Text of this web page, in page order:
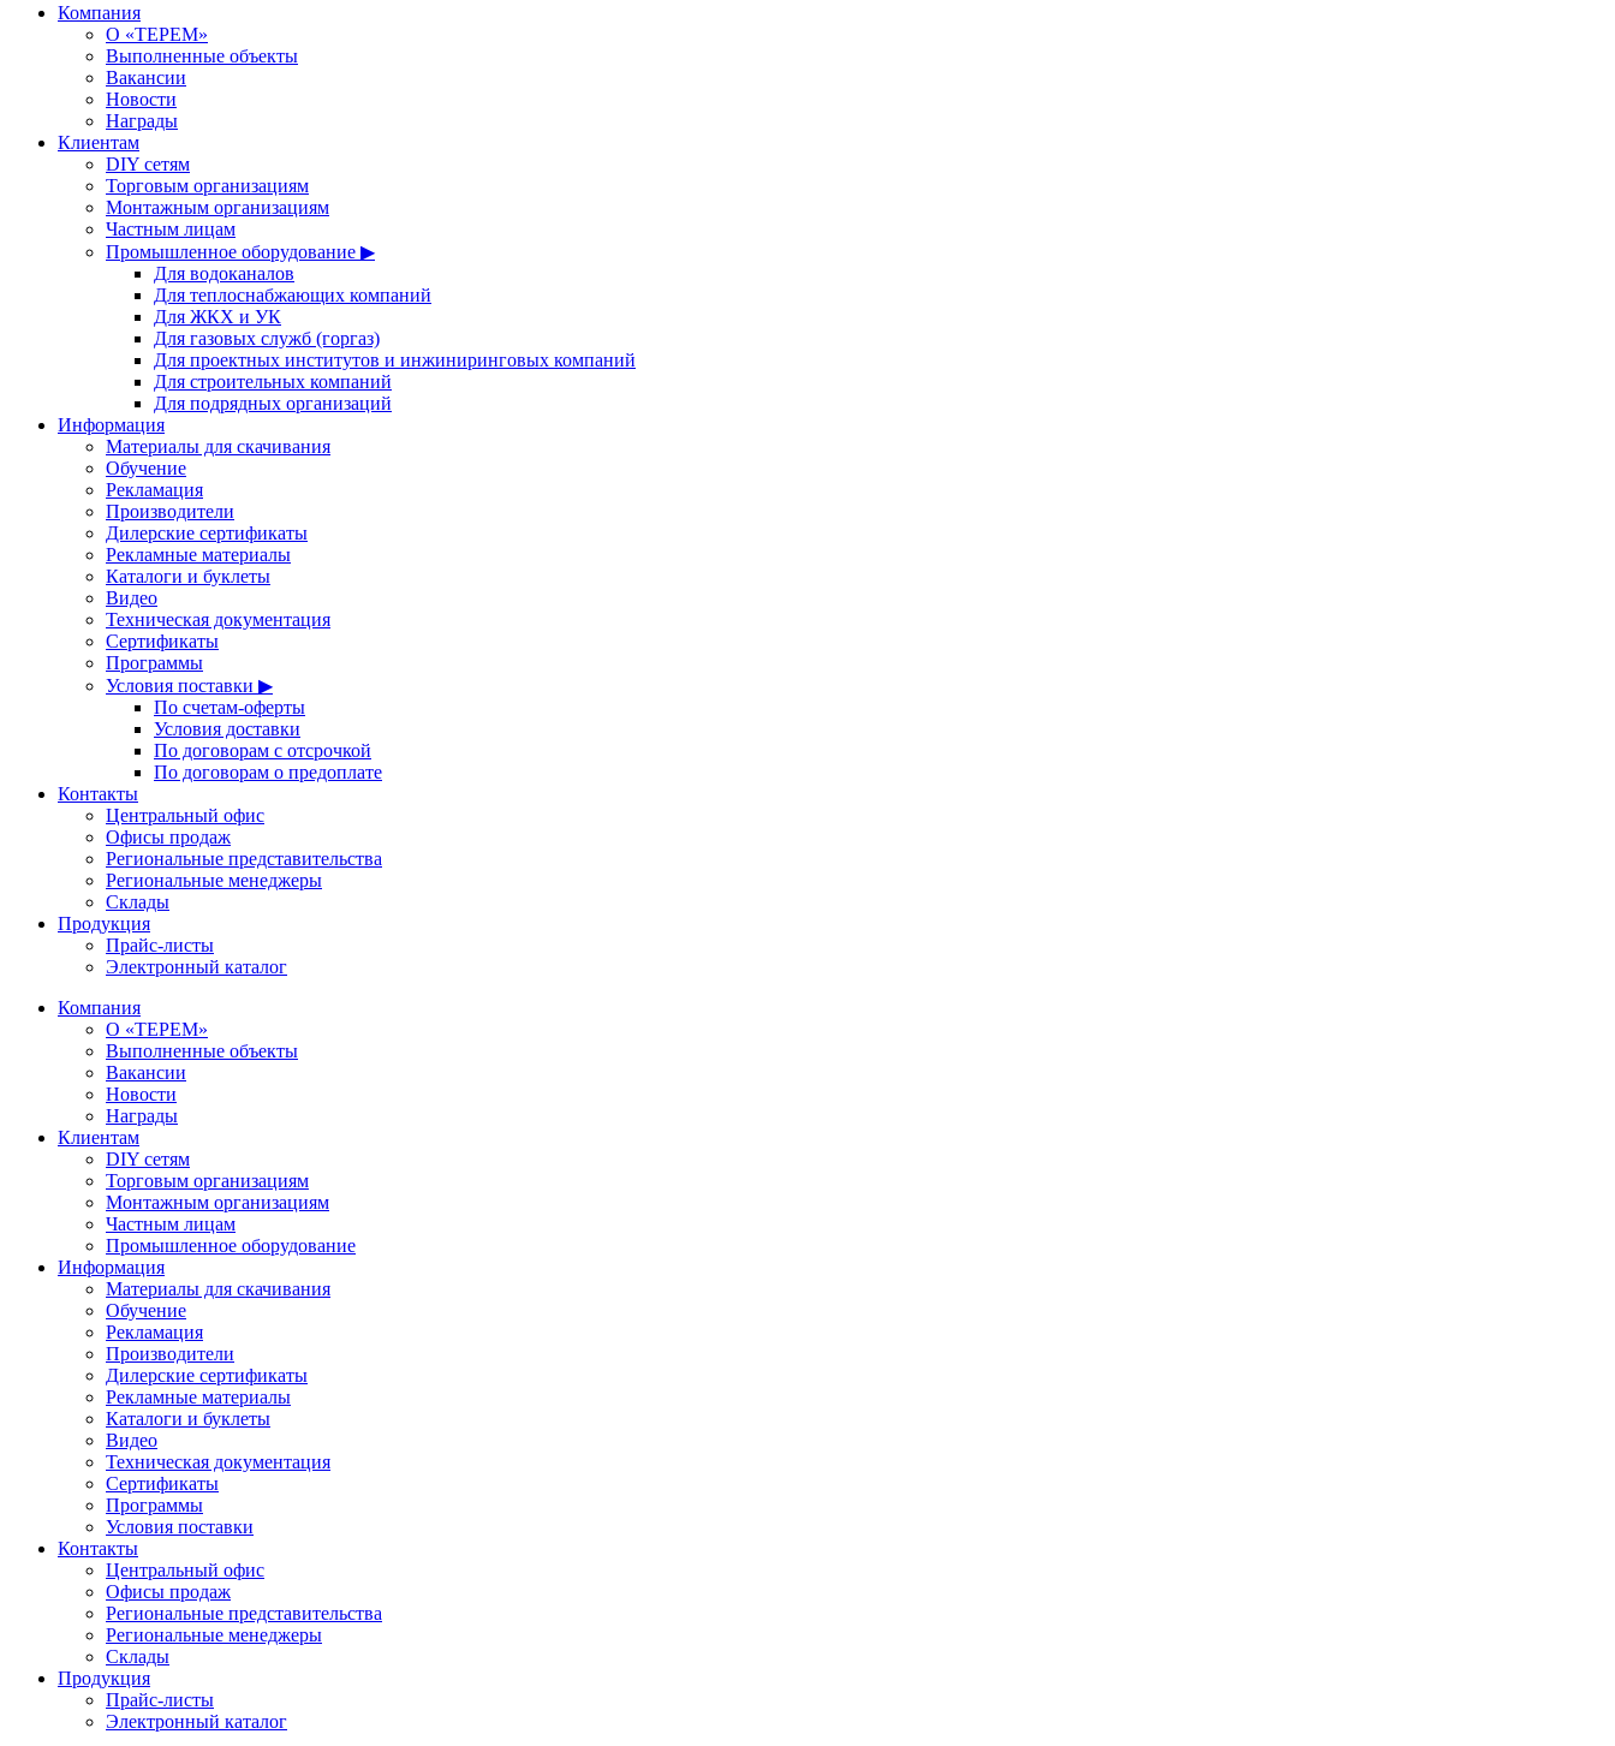
Компания
О «ТЕРЕМ»
Выполненные объекты
Вакансии
Новости
Награды
Клиентам
DIY сетям
Торговым организациям
Монтажным организациям
Частным лицам
Промышленное оборудование ▶
Для водоканалов
Для теплоснабжающих компаний
Для ЖКХ и УК
Для газовых служб (горгаз)
Для проектных институтов и инжиниринговых компаний
Для строительных компаний
Для подрядных организаций
Информация
Материалы для скачивания
Обучение
Рекламация
Производители
Дилерские сертификаты
Рекламные материалы
Каталоги и буклеты
Видео
Техническая документация
Сертификаты
Программы
Условия поставки ▶
По счетам-оферты
Условия доставки
По договорам с отсрочкой
По договорам о предоплате
Контакты
Центральный офис
Офисы продаж
Региональные представительства
Региональные менеджеры
Склады
Продукция
Прайс-листы
Электронный каталог
Компания
О «ТЕРЕМ»
Выполненные объекты
Вакансии
Новости
Награды
Клиентам
DIY сетям
Торговым организациям
Монтажным организациям
Частным лицам
Промышленное оборудование
Информация
Материалы для скачивания
Обучение
Рекламация
Производители
Дилерские сертификаты
Рекламные материалы
Каталоги и буклеты
Видео
Техническая документация
Сертификаты
Программы
Условия поставки
Контакты
Центральный офис
Офисы продаж
Региональные представительства
Региональные менеджеры
Склады
Продукция
Прайс-листы
Электронный каталог